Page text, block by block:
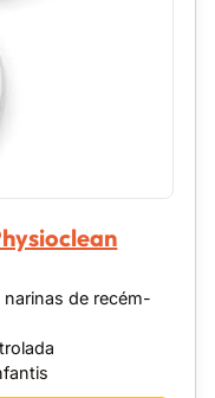
de recém-